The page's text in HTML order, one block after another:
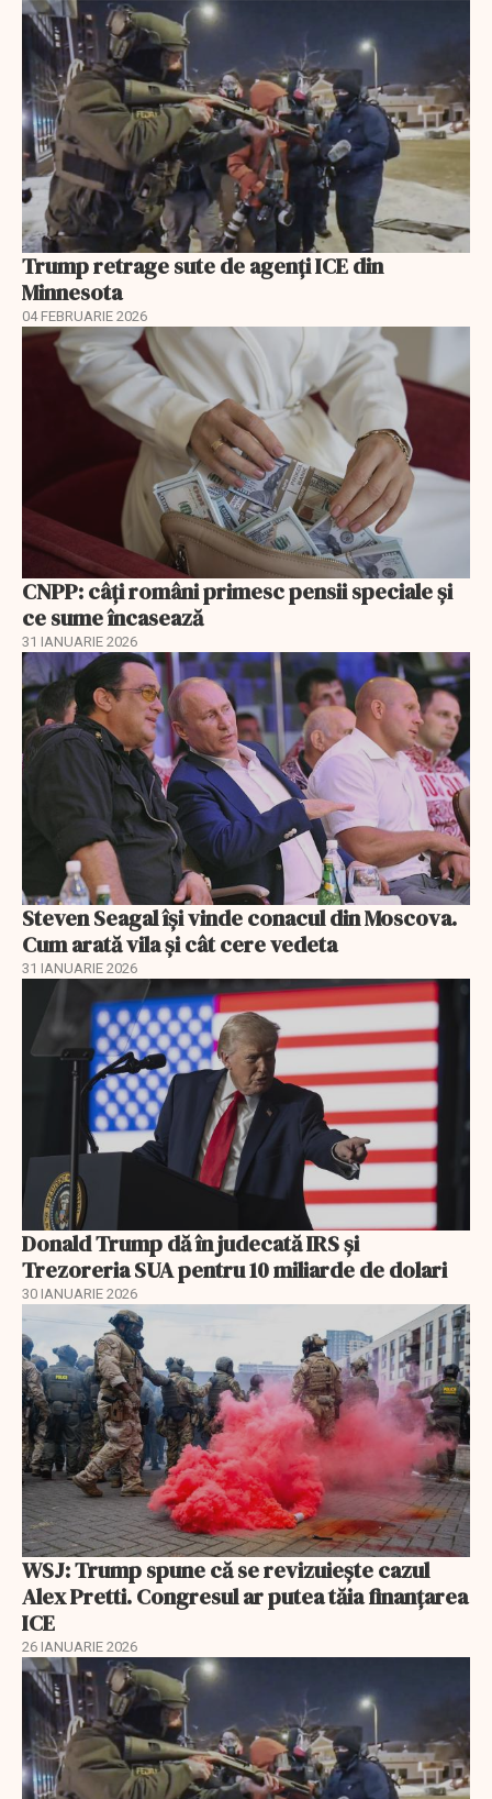
Trump retrage sute de agenți ICE din
Minnesota
04 FEBRUARIE 2026
CNPP: câți români primesc pensii speciale și
ce sume încasează
31 IANUARIE 2026
Steven Seagal își vinde conacul din Moscova.
Cum arată vila și cât cere vedeta
31 IANUARIE 2026
Donald Trump dă în judecată IRS și
Trezoreria SUA pentru 10 miliarde de dolari
30 IANUARIE 2026
WSJ: Trump spune că se revizuiește cazul
Alex Pretti. Congresul ar putea tăia finanțarea
ICE
26 IANUARIE 2026